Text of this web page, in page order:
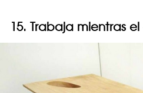
15. Trabaja mientras